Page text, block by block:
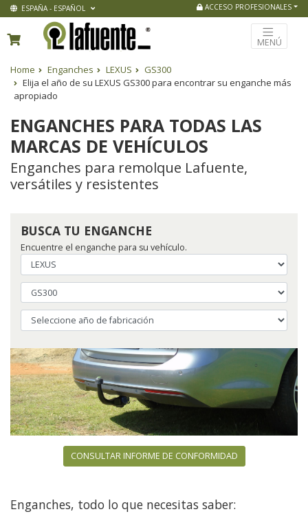
ESPAÑA - ESPAÑOL ACCESO PROFESIONALES
MENÚ
Home Enganches LEXUS
GS300
Elija el año de su LEXUS GS300 para encontrar su enganche más
apropiado
ENGANCHES PARA TODAS LAS
MARCAS DE VEHÍCULOS
Enganches para remolque Lafuente,
versátiles y resistentes
BUSCA TU ENGANCHE
Encuentre el enganche para su vehículo.
CONSULTAR INFORME DE CONFORMIDAD
Enganches, todo lo que necesitas saber: